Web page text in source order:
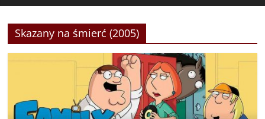
Skazany na śmierć (2005)